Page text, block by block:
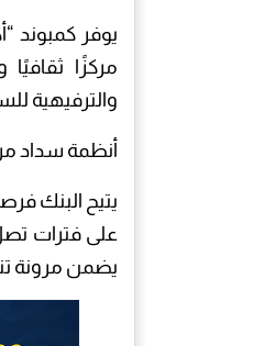
يوفر كمبوند
مركزًا ثقافيًا
والترفيهية
أنظمة سداد
يضمن مرونة